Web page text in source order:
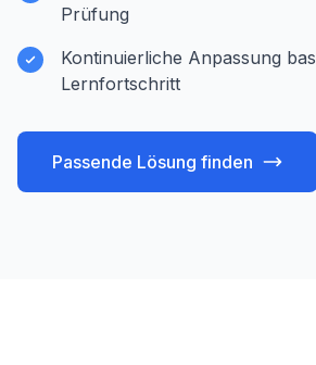
Prüfung
Kontinuierliche Anpassung
Lernfortschritt
Passende Lösung finden